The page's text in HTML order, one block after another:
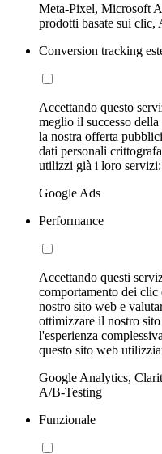
Meta-Pixel, Microsoft
prodotti basate sui clic,
Conversion tracking
Accettando questo
meglio il successo
la nostra offerta
dati personali
utilizzi già i loro servizi:
Google Ads
Performance
Accettando questi
comportamento dei
nostro sito web e
ottimizzare il nostro
l'esperienza
questo sito web
Google Analytics,
A/B-Testing
Funzionale